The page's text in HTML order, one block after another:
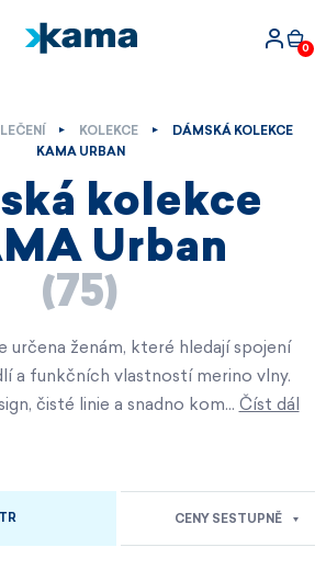
0
KOLEKCE
DÁMSKÁ KOLEKCE
KAMA URBAN
kolekce
Urban
(75)
určena ženám, které hledají spojení
a funkčních vlastností merino vlny.
čisté linie a snadno kom… Číst dál
CENY SESTUPNĚ